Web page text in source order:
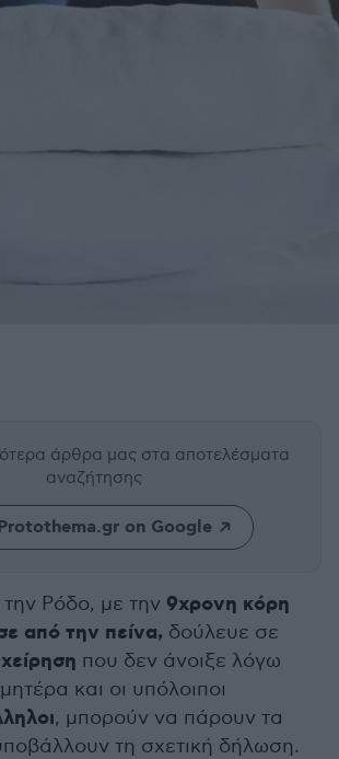
άρθρα μας στα αποτελέσματα
αναζήτησης
on Google
Ρόδο, με την 9χρονη κόρη
από την πείνα, δούλευε σε
που δεν άνοιξε λόγω
και οι υπόλοιποι
, μπορούν να πάρουν τα
τη σχετική δήλωση.